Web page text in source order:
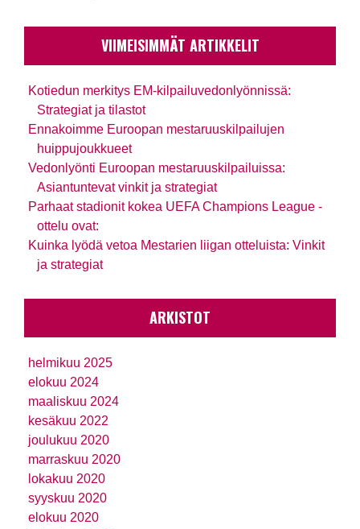
VIIMEISIMMÄT ARTIKKELIT
Kotiedun merkitys EM-kilpailuvedonlyönnissä:
Strategiat ja tilastot
Ennakoimme Euroopan mestaruuskilpailujen
huippujoukkueet
Vedonlyönti Euroopan mestaruuskilpailuissa:
Asiantuntevat vinkit ja strategiat
Parhaat stadionit kokea UEFA Champions League -
ottelu ovat:
Kuinka lyödä vetoa Mestarien liigan otteluista: Vinkit
ja strategiat
ARKISTOT
helmikuu 2025
elokuu 2024
maaliskuu 2024
kesäkuu 2022
joulukuu 2020
marraskuu 2020
lokakuu 2020
syyskuu 2020
elokuu 2020